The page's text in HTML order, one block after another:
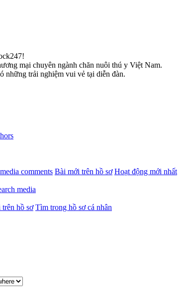
mại chuyên ngành chăn nuôi thú y Việt Nam.
những trải nghiệm vui vẻ tại diễn đàn.
comments Bài mới trên hồ sơ Hoạt động mới nhất
media
hồ sơ Tìm trong hồ sơ cá nhân